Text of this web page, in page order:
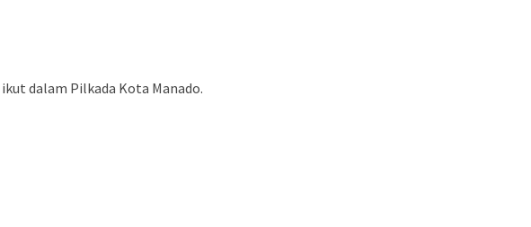
dalam Pilkada Kota Manado.